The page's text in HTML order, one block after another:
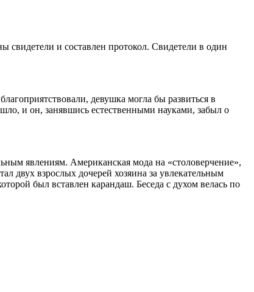
свидетели и составлен протокол. Свидетели в один
девушка могла бы развиться в
и он, занявшись естественными науками, забыл о
явлениям. Американская мода на «столоверчение»,
двух взрослых дочерей хозяина за увлекательным
был вставлен карандаш. Беседа с духом велась по